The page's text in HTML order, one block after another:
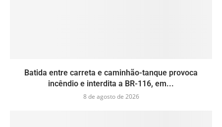
Batida entre carreta e caminhão-tanque provoca
incêndio e interdita a BR-116, em...
8 de agosto de 2026